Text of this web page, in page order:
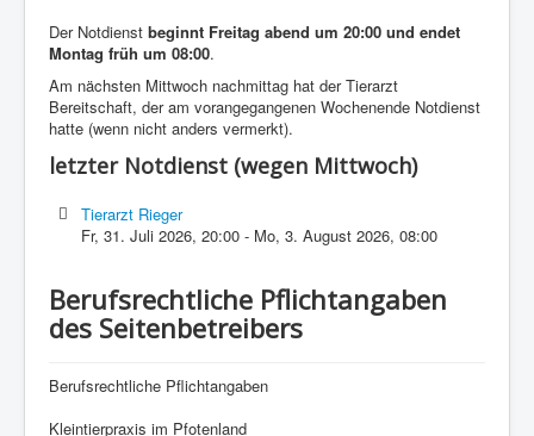
Der Notdienst beginnt Freitag abend um 20:00 und endet
Montag früh um 08:00.
Am nächsten Mittwoch nachmittag hat der Tierarzt
Bereitschaft, der am vorangegangenen Wochenende Notdienst
hatte (wenn nicht anders vermerkt).
letzter Notdienst (wegen Mittwoch)
Tierarzt Rieger
Fr, 31. Juli 2026,20:00 - Mo, 3. August 2026,08:00
Berufsrechtliche Pflichtangaben
des Seitenbetreibers
Berufsrechtliche Pflichtangaben
Kleintierpraxis im Pfotenland